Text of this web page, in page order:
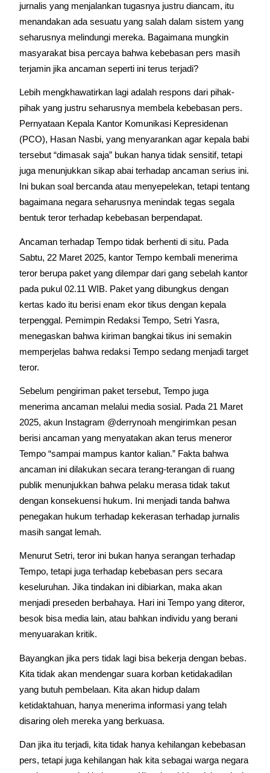
jurnalis yang menjalankan tugasnya justru diancam, itu
menandakan ada sesuatu yang salah dalam sistem yang
seharusnya melindungi mereka. Bagaimana mungkin
masyarakat bisa percaya bahwa kebebasan pers masih
terjamin jika ancaman seperti ini terus terjadi?
Lebih mengkhawatirkan lagi adalah respons dari pihak-
pihak yang justru seharusnya membela kebebasan pers.
Pernyataan Kepala Kantor Komunikasi Kepresidenan
(PCO), Hasan Nasbi, yang menyarankan agar kepala babi
tersebut “dimasak saja” bukan hanya tidak sensitif, tetapi
juga menunjukkan sikap abai terhadap ancaman serius ini.
Ini bukan soal bercanda atau menyepelekan, tetapi tentang
bagaimana negara seharusnya menindak tegas segala
bentuk teror terhadap kebebasan berpendapat.
Ancaman terhadap Tempo tidak berhenti di situ. Pada
Sabtu, 22 Maret 2025, kantor Tempo kembali menerima
teror berupa paket yang dilempar dari gang sebelah kantor
pada pukul 02.11 WIB. Paket yang dibungkus dengan
kertas kado itu berisi enam ekor tikus dengan kepala
terpenggal. Pemimpin Redaksi Tempo, Setri Yasra,
menegaskan bahwa kiriman bangkai tikus ini semakin
memperjelas bahwa redaksi Tempo sedang menjadi target
teror.
Sebelum pengiriman paket tersebut, Tempo juga
menerima ancaman melalui media sosial. Pada 21 Maret
2025, akun Instagram @derrynoah mengirimkan pesan
berisi ancaman yang menyatakan akan terus meneror
Tempo “sampai mampus kantor kalian.” Fakta bahwa
ancaman ini dilakukan secara terang-terangan di ruang
publik menunjukkan bahwa pelaku merasa tidak takut
dengan konsekuensi hukum. Ini menjadi tanda bahwa
penegakan hukum terhadap kekerasan terhadap jurnalis
masih sangat lemah.
Menurut Setri, teror ini bukan hanya serangan terhadap
Tempo, tetapi juga terhadap kebebasan pers secara
keseluruhan. Jika tindakan ini dibiarkan, maka akan
menjadi preseden berbahaya. Hari ini Tempo yang diteror,
besok bisa media lain, atau bahkan individu yang berani
menyuarakan kritik.
Bayangkan jika pers tidak lagi bisa bekerja dengan bebas.
Kita tidak akan mendengar suara korban ketidakadilan
yang butuh pembelaan. Kita akan hidup dalam
ketidaktahuan, hanya menerima informasi yang telah
disaring oleh mereka yang berkuasa.
Dan jika itu terjadi, kita tidak hanya kehilangan kebebasan
pers, tetapi juga kehilangan hak kita sebagai warga negara